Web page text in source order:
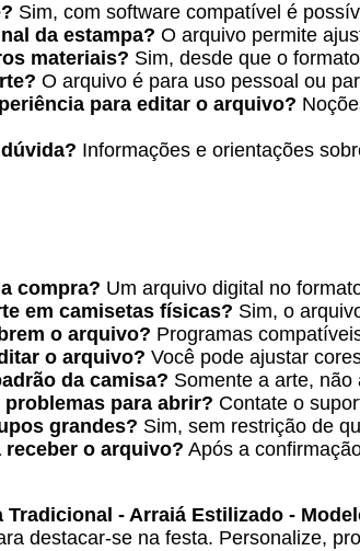
Sim, com software compatível é
da estampa? O arquivo permite
materiais? Sim, desde que o
O arquivo é para uso pessoal ou
para editar o arquivo?
Informações e orientações
compra? Um arquivo digital no
em camisetas físicas? Sim, o
o arquivo? Programas
o arquivo? Você pode ajustar
da camisa? Somente a arte,
para abrir? Contate o
grandes? Sim, sem restrição de
receber o arquivo? Após a
Tradicional - Arraiá Estilizado -
destacar-se na festa. Personalize,